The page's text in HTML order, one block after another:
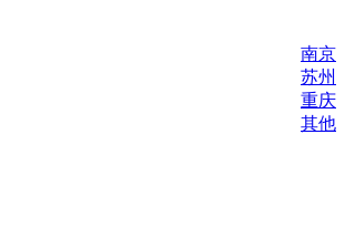
南京
苏州
重庆
其他